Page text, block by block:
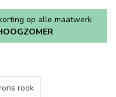
op alle maatwerk
rook